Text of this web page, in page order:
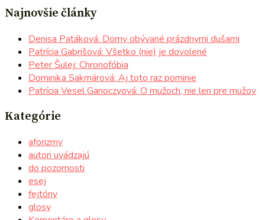
Najnovšie články
Denisa Patáková: Domy obývané prázdnymi dušami
Patrícia Gabrišová: Všetko (nie) je dovolené
Peter Šulej: Chronofóbia
Dominika Sakmárová: Aj toto raz pominie
Patrícia Vesel Ganoczyová: O mužoch, nie len pre mužov
Kategórie
aforizmy
autori uvádzajú
do pozornosti
esej
fejtóny
glosy